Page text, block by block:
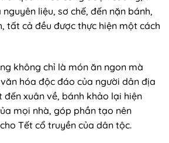
liệu, sơ chế, đến nặn bánh,
tất cả đều được thực hiện một cách
không chỉ là món ăn ngon mà
hóa độc đáo của người dân địa
đến xuân về, bánh khảo lại hiện
mọi nhà, góp phần tạo nên
Tết cổ truyền của dân tộc.